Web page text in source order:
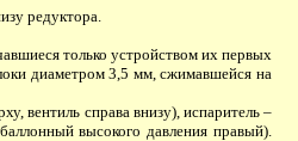
редуктора.
только устройством их первых
диаметром 3,5 мм, сжимавшейся на
вентиль справа внизу), испаритель –
высокого давления правый).